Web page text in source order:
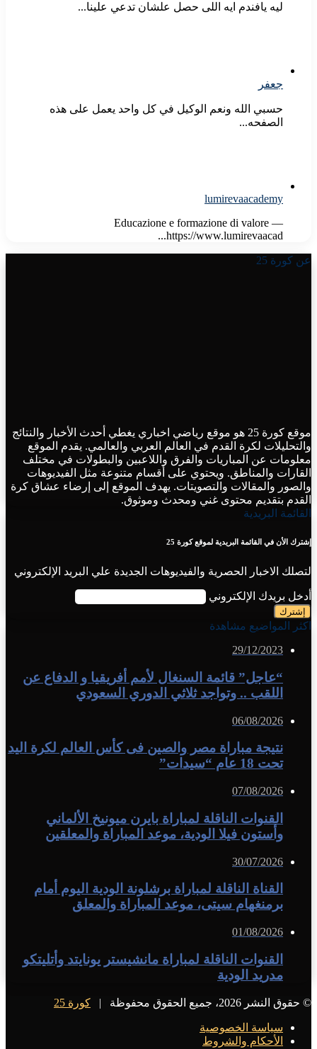
ليه يافندم ايه اللى حصل علشان تدعي علينا...
جعفر
حسبي الله ونعم الوكيل في كل واحد يعمل على هذه
الصفحه...
lumirevaacademy
Educazione e formazione di valore —
https://www.lumirevaacad...
عن كورة 25
موقع كورة 25 هو موقع رياضي اخباري يغطي أحدث الأخبار والنتائج
والتحليلات لكرة القدم في العالم العربي والعالمي. يقدم الموقع
معلومات عن المباريات والفرق واللاعبين والبطولات في مختلف
القارات والمناطق. ويحتوي على أقسام متنوعة مثل الفيديوهات
والصور والمقالات والتصويتات. يهدف الموقع إلى إرضاء عشاق كرة
القدم بتقديم محتوى غني ومحدث وموثوق.
القائمة البريدية
إشترك الأن في القائمة البريدية لموقع كورة 25
لتصلك الاخبار الحصرية والفيديوهات الجديدة علي البريد الإلكتروني
أدخل بريدك الإلكتروني
اكثر المواضيع مشاهدة
29/12/2023
“عاجل” قائمة السنغال لأمم أفريقيا و الدفاع عن
اللقب .. وتواجد ثلاثي الدوري السعودي
06/08/2026
نتيجة مباراة مصر والصين فى كأس العالم لكرة اليد
تحت 18 عام “سيدات”
07/08/2026
القنوات الناقلة لمباراة بايرن ميونيخ الألماني
وأستون فيلا الودية، موعد المباراة والمعلقين
30/07/2026
القناة الناقلة لمباراة برشلونة الودية اليوم أمام
برمنغهام سيتى، موعد المباراة والمعلق
01/08/2026
القنوات الناقلة لمباراة مانشيستر يونايتد وأتليتكو
مدريد الودية
© حقوق النشر 2026، جميع الحقوق محفوظة | كورة 25
سياسة الخصوصية
الأحكام والشروط